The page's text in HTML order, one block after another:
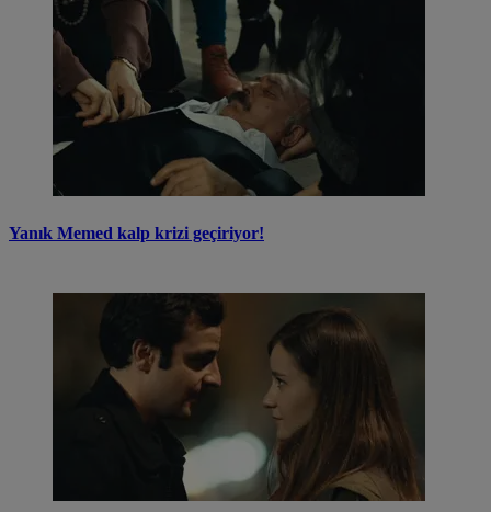
Yanık Memed kalp krizi geçiriyor!